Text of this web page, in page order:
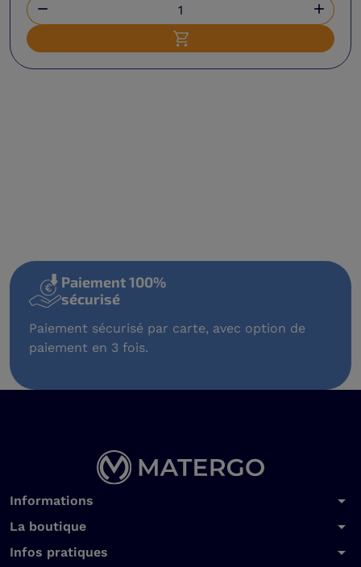
 
Ajouter au panier
Paiement 100%
sécurisé
Paiement sécurisé par carte, avec option de
paiement en 3 fois.
Informations arrow_drop_down
La boutique arrow_drop_down
Infos pratiques arrow_drop_down